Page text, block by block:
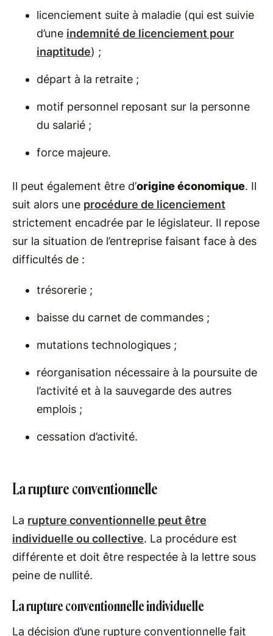
licenciement suite à maladie (qui est suivie
d’une indemnité de licenciement pour
inaptitude) ;
départ à la retraite ;
motif personnel reposant sur la personne
du salarié ;
force majeure.
Il peut également être d’origine économique. Il
suit alors une procédure de licenciement
strictement encadrée par le législateur. Il repose
sur la situation de l’entreprise faisant face à des
difficultés de :
trésorerie ;
baisse du carnet de commandes ;
mutations technologiques ;
réorganisation nécessaire à la poursuite de
l’activité et à la sauvegarde des autres
emplois ;
cessation d’activité.
La rupture conventionnelle
La rupture conventionnelle peut être
individuelle ou collective. La procédure est
différente et doit être respectée à la lettre sous
peine de nullité.
La rupture conventionnelle individuelle
La décision d’une rupture conventionnelle fait